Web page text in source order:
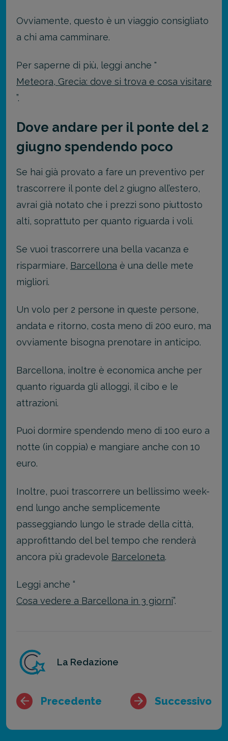
Ovviamente, questo è un viaggio consigliato
a chi ama camminare.
Per saperne di più, leggi anche "
Meteora, Grecia: dove si trova e cosa visitare
”.
Dove andare per il ponte del 2
giugno spendendo poco
Se hai già provato a fare un preventivo per
trascorrere il ponte del 2 giugno all’estero,
avrai già notato che i prezzi sono piuttosto
alti, soprattuto per quanto riguarda i voli.
Se vuoi trascorrere una bella vacanza e
risparmiare, Barcellona è una delle mete
migliori.
Un volo per 2 persone in queste persone,
andata e ritorno, costa meno di 200 euro, ma
ovviamente bisogna prenotare in anticipo.
Barcellona, inoltre è economica anche per
quanto riguarda gli alloggi, il cibo e le
attrazioni.
Puoi dormire spendendo meno di 100 euro a
notte (in coppia) e mangiare anche con 10
euro.
Inoltre, puoi trascorrere un bellissimo week-
end lungo anche semplicemente
passeggiando lungo le strade della città,
approfittando del bel tempo che renderà
ancora più gradevole Barceloneta.
Leggi anche “
Cosa vedere a Barcellona in 3 giorni”.
La Redazione
Precedente Successivo